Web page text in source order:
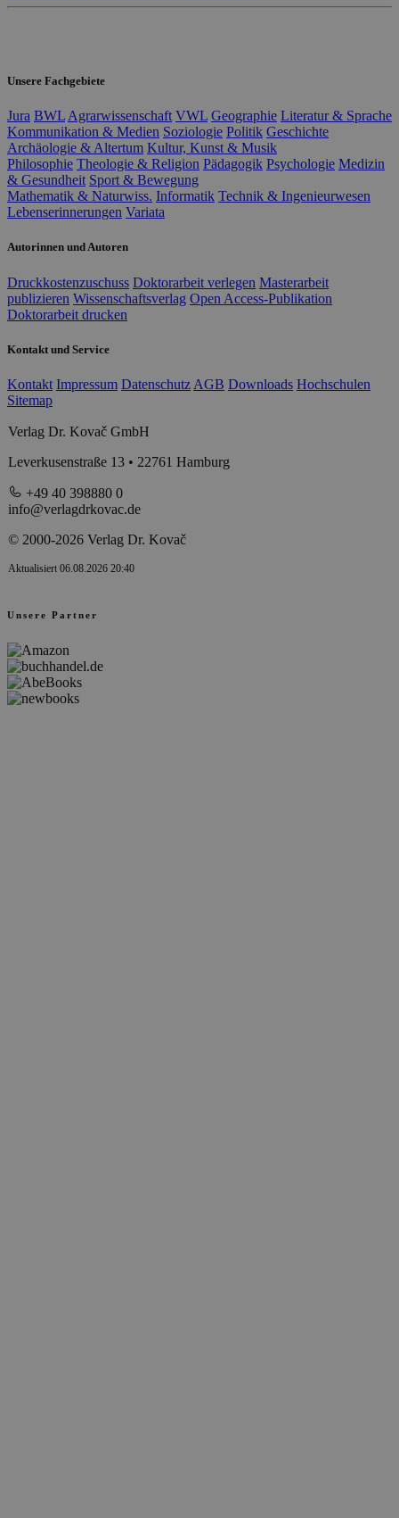
Unsere Fachgebiete
Jura BWL Agrarwissenschaft VWL Geographie Literatur & Sprache
Kommunikation & Medien Soziologie Politik Geschichte
Archäologie & Altertum Kultur, Kunst & Musik
Philosophie Theologie & Religion Pädagogik Psychologie Medizin
& Gesundheit Sport & Bewegung
Mathematik & Naturwiss. Informatik Technik & Ingenieurwesen
Lebenserinnerungen Variata
Autorinnen und Autoren
Druckkostenzuschuss Doktorarbeit verlegen Masterarbeit
publizieren Wissenschaftsverlag Open Access-Publikation
Doktorarbeit drucken
Kontakt und Service
Kontakt Impressum Datenschutz AGB Downloads Hochschulen
Sitemap
Verlag Dr. Kovač GmbH
Leverkusenstraße 13 • 22761 Hamburg
+49 40 398880 0
info@verlagdrkovac.de
© 2000-2026 Verlag Dr. Kovač
Aktualisiert 06.08.2026 20:40
Unsere Partner